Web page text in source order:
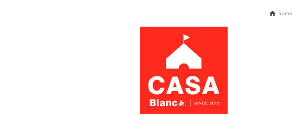
home